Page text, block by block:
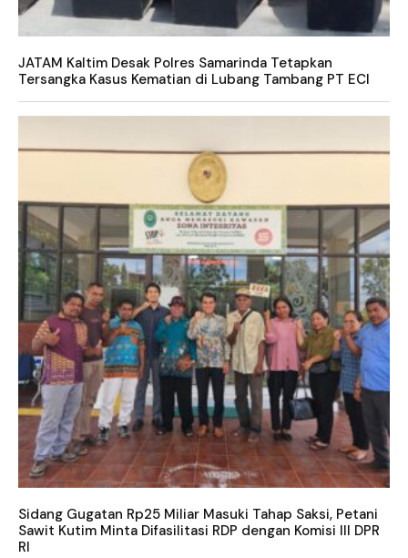
JATAM Kaltim Desak Polres Samarinda Tetapkan
Tersangka Kasus Kematian di Lubang Tambang PT ECI
Sidang Gugatan Rp25 Miliar Masuki Tahap Saksi, Petani
Sawit Kutim Minta Difasilitasi RDP dengan Komisi III DPR
RI